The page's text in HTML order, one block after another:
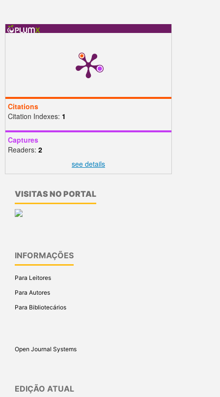
Citations
Citation Indexes: 1
Captures
Readers: 2
see details
VISITAS NO PORTAL
INFORMAÇÕES
Para Leitores
Para Autores
Para Bibliotecários
Open Journal Systems
EDIÇÃO ATUAL